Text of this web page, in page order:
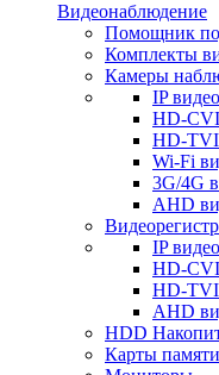
Видеонаблюдение
Помощник
Комплекты
Камеры
IP
HD-
HD-TVI
Wi-Fi
3G/4G
AHD
IP
HD-CVI
HD-TVI
AHD
HDD
Карты